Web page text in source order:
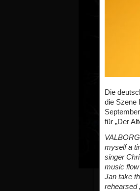
Die
die Szene
für „Der
myself a
singer
music
Jan take
rehearsed